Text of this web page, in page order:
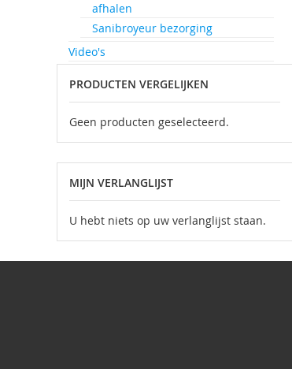
afhalen
Sanibroyeur bezorging
Video's
PRODUCTEN VERGELIJKEN
Geen producten geselecteerd.
MIJN VERLANGLIJST
U hebt niets op uw verlanglijst staan.